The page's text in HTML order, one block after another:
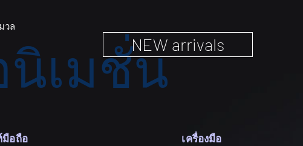
เมชั่น
วล
อถือ
NEW arrivals
เครื่องมือ